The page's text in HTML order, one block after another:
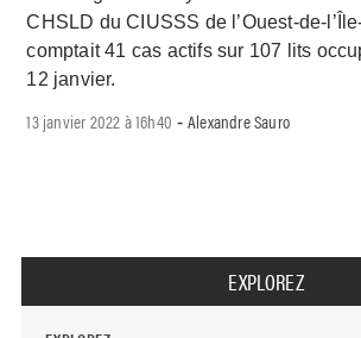
CHSLD du CIUSSS de l’Ouest-de-
comptait 41 cas actifs sur 107 lits
12 janvier.
13 janvier 2022 à 16h40 -Alexandre Sauro
EXPLOREZ